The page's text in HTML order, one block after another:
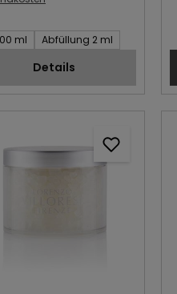
des Artikel:
ml Abfüllung 2 ml
Details